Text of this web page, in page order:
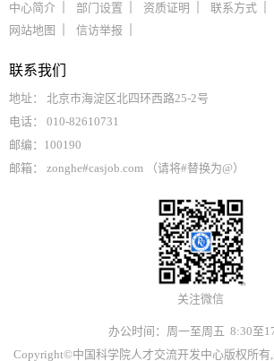
中心简介 部门设置 资质证明 联系方式
网站地图
信访举报
联系我们
地址： 北京市海淀区北四环西路25-2号
电话： 010-82610731
邮编：100190
邮箱： zonghe#casjob.com （请将#替换为@）
关注微信
办公时间：周一至周五 8:30至
Copyright©中国科学院人才交流开发中心版权所有,